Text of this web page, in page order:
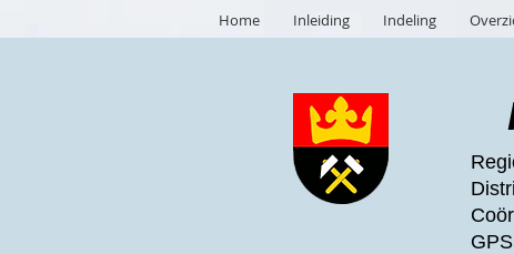
Home Inleiding Indeling